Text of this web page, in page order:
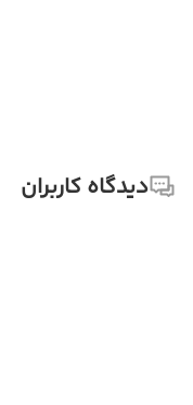
دیدگاه کاربران